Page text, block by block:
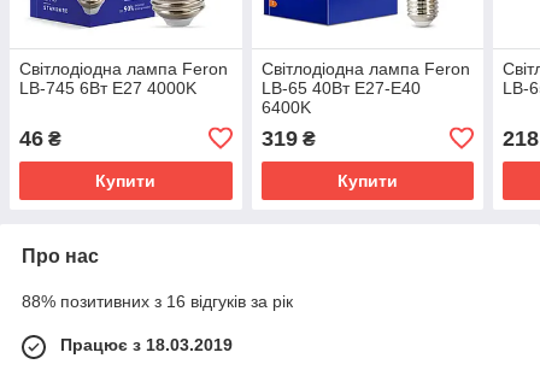
Світлодіодна лампа Feron
LB-745 6Вт E27 4000K
46 ₴
Купити
Світлодіодна лампа Feron
LB-65 40Вт E27-E40
6400K
319₴
Купити
LB-
218
Про нас
88% позитивних з 16 відгуків за рік
Працює з 18.03.2019